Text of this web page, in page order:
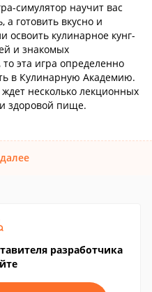
симулятор научит вас
а готовить вкусно и
освоить кулинарное кунг-
и знакомых
эта игра определенно
в Кулинарную Академию.
несколько лекционных
здоровой пище.
разработчика